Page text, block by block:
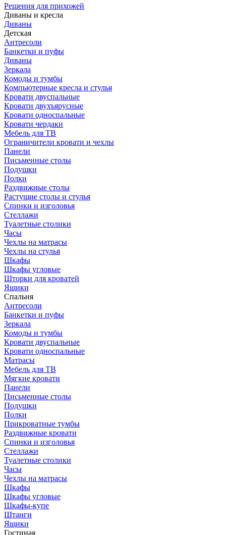
Решения для прихожей
Диваны и кресла
Диваны
Детская
Антресоли
Банкетки и пуфы
Диваны
Зеркала
Комоды и тумбы
Компьютерные кресла и стулья
Кровати двуспальные
Кровати двухъярусные
Кровати односпальные
Кровати чердаки
Мебель для ТВ
Ограничители кровати и чехлы
Панели
Письменные столы
Подушки
Полки
Раздвижные столы
Растущие столы и стулья
Спинки и изголовья
Стеллажи
Туалетные столики
Часы
Чехлы на матрасы
Чехлы на стулья
Шкафы
Шкафы угловые
Шторки для кроватей
Ящики
Спальня
Антресоли
Банкетки и пуфы
Зеркала
Комоды и тумбы
Кровати двуспальные
Кровати односпальные
Матрасы
Мебель для ТВ
Мягкие кровати
Панели
Письменные столы
Подушки
Полки
Прикроватные тумбы
Раздвижные кровати
Спинки и изголовья
Стеллажи
Туалетные столики
Часы
Чехлы на матрасы
Шкафы
Шкафы угловые
Шкафы-купе
Штанги
Ящики
Гостиная